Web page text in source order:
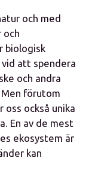
och med
och
biologisk
vid att spendera
och andra
förutom
oss också unika
En av de mest
ekosystem är
kan